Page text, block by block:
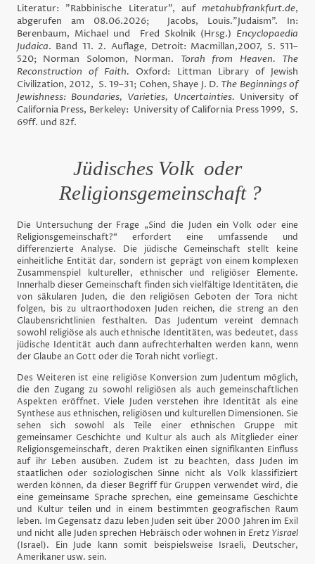
Literatur: "Rabbinische Literatur", aufmetahubfrankfurt.de,
abgerufen am 08.06.2026; Jacobs, Louis."Judaism". In:
Berenbaum, Michael und Fred Skolnik (Hrsg.) Encyclopaedia
Judaica. Band 11. 2. Auflage, Detroit: Macmillan,2007, S. 511–
520; Norman Solomon, Norman. Torah from Heaven. The
Reconstruction of Faith. Oxford: Littman Library of Jewish
Civilization, 2012, S. 19–31; Cohen, Shaye J. D. The Beginnings of
Jewishness: Boundaries, Varieties, Uncertainties. University of
California Press, Berkeley: University of California Press 1999, S.
69ff. und 82f.
Jüdisches Volk oder
Religionsgemeinschaft ?
Die Untersuchung der Frage „Sind die Juden ein Volk oder eine
Religionsgemeinschaft?“ erfordert eine umfassende und
differenzierte Analyse. Die jüdische Gemeinschaft stellt keine
einheitliche Entität dar, sondern ist geprägt von einem komplexen
Zusammenspiel kultureller, ethnischer und religiöser Elemente.
Innerhalb dieser Gemeinschaft finden sich vielfältige Identitäten, die
von säkularen Juden, die den religiösen Geboten der Tora nicht
folgen, bis zu ultraorthodoxen Juden reichen, die streng an den
Glaubensrichtlinien festhalten. Das Judentum vereint demnach
sowohl religiöse als auch ethnische Identitäten, was bedeutet, dass
jüdische Identität auch dann aufrechterhalten werden kann, wenn
der Glaube an Gott oder die Torah nicht vorliegt.
Des Weiteren ist eine religiöse Konversion zum Judentum möglich,
die den Zugang zu sowohl religiösen als auch gemeinschaftlichen
Aspekten eröffnet. Viele Juden verstehen ihre Identität als eine
Synthese aus ethnischen, religiösen und kulturellen Dimensionen. Sie
sehen sich sowohl als Teile einer ethnischen Gruppe mit
gemeinsamer Geschichte und Kultur als auch als Mitglieder einer
Religionsgemeinschaft, deren Praktiken einen signifikanten Einfluss
auf ihr Leben ausüben. Zudem ist zu beachten, dass Juden im
staatlichen oder soziologischen Sinne nicht als Volk klassifiziert
werden können, da dieser Begriff für Gruppen verwendet wird, die
eine gemeinsame Sprache sprechen, eine gemeinsame Geschichte
und Kultur teilen und in einem bestimmten geografischen Raum
leben. Im Gegensatz dazu leben Juden seit über 2000 Jahren im Exil
und nicht alle Juden sprechen Hebräisch oder wohnen in Eretz Yisrael
(Israel). Ein Jude kann somit beispielsweise Israeli, Deutscher,
Amerikaner usw. sein.